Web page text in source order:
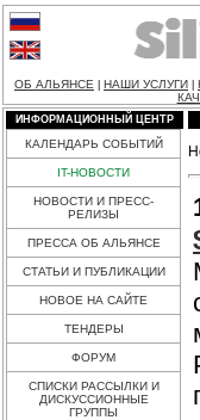
ОБ АЛЬЯНСЕ НАШИ УСЛУГИ
ИНФОРМАЦИОННЫЙ ЦЕНТР
КАЛЕНДАРЬ СОБЫТИЙ
IT-НОВОСТИ
НОВОСТИ И ПРЕСС-
РЕЛИЗЫ
ПРЕССА ОБ АЛЬЯНСЕ
СТАТЬИ И ПУБЛИКАЦИИ
НОВОЕ НА САЙТЕ
ТЕНДЕРЫ
ФОРУМ
СПИСКИ РАССЫЛКИ И
ДИСКУССИОННЫЕ
ГРУППЫ